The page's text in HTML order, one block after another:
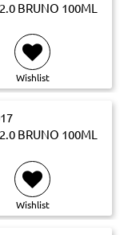
BRUNO 100ML
Wishlist
BRUNO 100ML
Wishlist